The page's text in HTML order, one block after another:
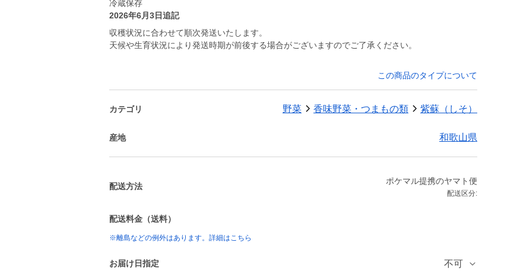
冷蔵保存
2026年6月3日追記
収穫状況に合わせて順次発送いたします。
天候や生育状況により発送時期が前後する場合がございますのでご了承ください。
この商品のタイプについて
カテゴリ 野菜 香味野菜・つまもの類 紫蘇（しそ）
産地 和歌山県
配送方法
ポケマル提携のヤマト便
配送区分:
配送料金（送料）
※離島などの例外はあります。詳細はこちら
お届け日指定 不可